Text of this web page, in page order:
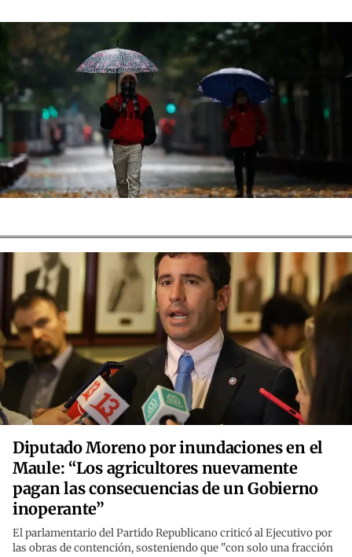
Diputado Moreno por inundaciones en el
Maule: “Los agricultores nuevamente
pagan las consecuencias de un Gobierno
inoperante”
El parlamentario del Partido Republicano criticó al Ejecutivo por
las obras de contención, sosteniendo que "con solo una fracción